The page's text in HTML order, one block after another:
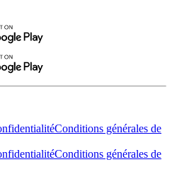
Conditions générales de
Conditions générales de